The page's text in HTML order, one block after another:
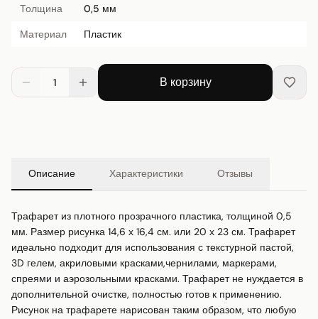
Толщина
0,5 мм
Материал
Пластик
1 В корзину
Описание Характеристики Отзывы
Трафарет из плотного прозрачного пластика, толщиной 0,5
мм. Размер рисунка 14,6 х 16,4 см. или 20 х 23 см. Трафарет
идеально подходит для использования с текстурной пастой,
3D гелем, акриловыми красками,чернилами, маркерами,
спреями и аэрозольными красками. Трафарет не нуждается в
дополнительной очистке, полностью готов к применению.
Рисунок на трафарете нарисован таким образом, что любую